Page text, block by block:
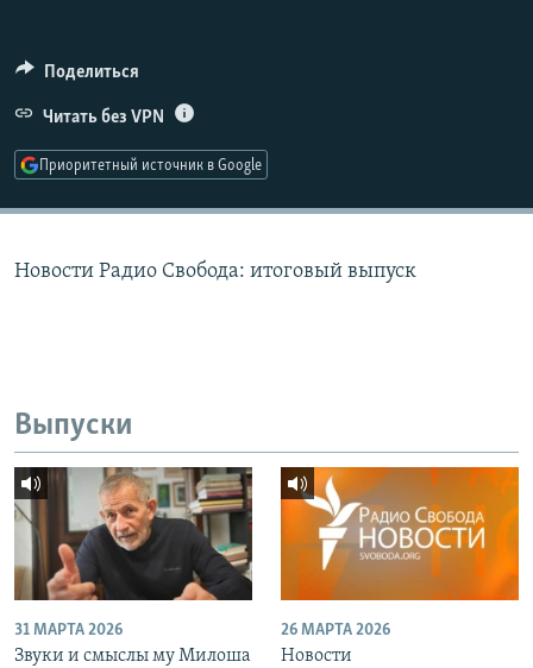
ПОДПИШИТЕСЬ НА РАССЫЛКУ
СОЦИАЛЬНЫЕ СЕТИ
Поделиться
Читать без VPN
Приоритетный источник в Google
Новости Радио Свобода: итоговый выпуск
Выпуски
31 МАРТА 2026
Звуки и смыслы му Милоша
26 МАРТА 2026
Новости